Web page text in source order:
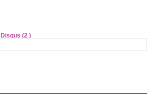
Disqus (2 )